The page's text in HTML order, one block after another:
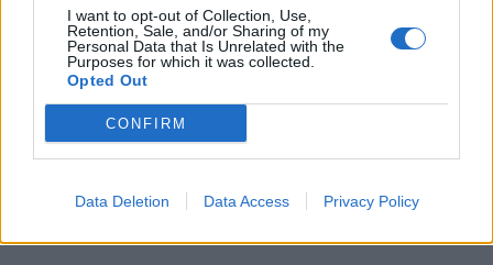
I want to opt-out of Collection, Use,
Retention, Sale, and/or Sharing of my
Personal Data that Is Unrelated with the
Purposes for which it was collected.
Opted Out
CONFIRM
Data Deletion Data Access Privacy Policy
Inversiones, BEI, que posibilita el desarrollo del proyecto
de la MetroGuagua.
El presupuesto de Guaguas Municipales contempla que
la contribución de la Autoridad Única del Transporte de
Gran Canaria se cifre para este curso en 23,5 millones
de euros, destinados de manera preferente a la